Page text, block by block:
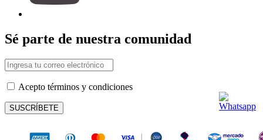
Sé parte de nuestra comunidad
Acepto términos y condiciones